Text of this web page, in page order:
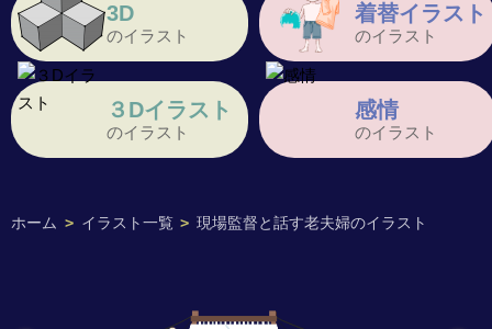
ホーム > イラスト一覧 > 現場監督と話す老夫婦のイラスト
3D
のイラスト
着替イラスト
のイラスト
３Dイラスト
のイラスト
感情
のイラスト